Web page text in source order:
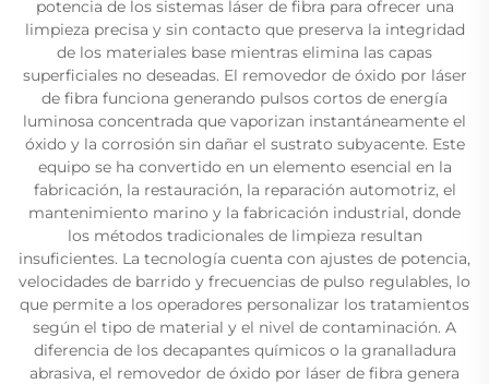
potencia de los sistemas láser de fibra para ofrecer una
limpieza precisa y sin contacto que preserva la integridad
de los materiales base mientras elimina las capas
superficiales no deseadas. El removedor de óxido por láser
de fibra funciona generando pulsos cortos de energía
luminosa concentrada que vaporizan instantáneamente el
óxido y la corrosión sin dañar el sustrato subyacente. Este
equipo se ha convertido en un elemento esencial en la
fabricación, la restauración, la reparación automotriz, el
mantenimiento marino y la fabricación industrial, donde
los métodos tradicionales de limpieza resultan
insuficientes. La tecnología cuenta con ajustes de potencia,
velocidades de barrido y frecuencias de pulso regulables, lo
que permite a los operadores personalizar los tratamientos
según el tipo de material y el nivel de contaminación. A
diferencia de los decapantes químicos o la granalladura
abrasiva, el removedor de óxido por láser de fibra genera